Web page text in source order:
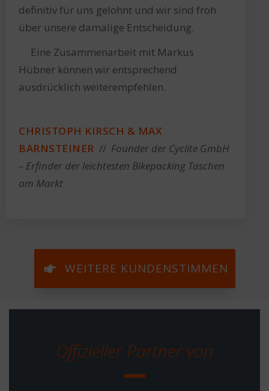
definitiv für uns gelohnt und wir sind froh
über unsere damalige Entscheidung.
Eine Zusammenarbeit mit Markus
Hübner können wir entsprechend
ausdrücklich weiterempfehlen.
CHRISTOPH KIRSCH & MAX
BARNSTEINER // Founder der Cyclite GmbH
– Erfinder der leichtesten Bikepacking Taschen
am Markt
WEITERE KUNDENSTIMMEN
Offizieller Partner von